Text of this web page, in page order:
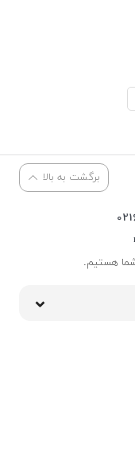
برگشت به بالا